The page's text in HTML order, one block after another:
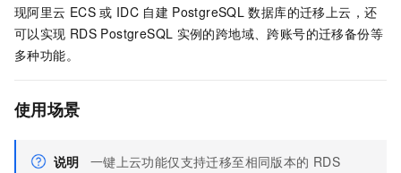
现阿里云 ECS 或 IDC 自建 PostgreSQL 数据库的迁移上云，还
可以实现 RDS PostgreSQL 实例的跨地域、跨账号的迁移备份等
多种功能。
使用场景
说明 一键上云功能仅支持迁移至相同版本的 RDS